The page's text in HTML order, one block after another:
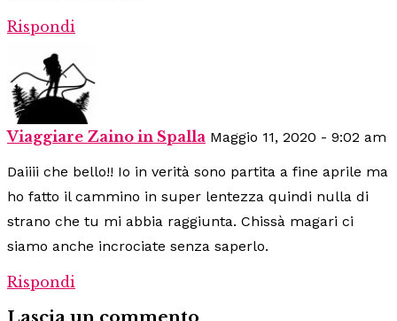
Rispondi
Viaggiare Zaino in Spalla Maggio 11, 2020 - 9:02 am
Daiiii che bello!! Io in verità sono partita a fine aprile ma
ho fatto il cammino in super lentezza quindi nulla di
strano che tu mi abbia raggiunta. Chissà magari ci
siamo anche incrociate senza saperlo.
Rispondi